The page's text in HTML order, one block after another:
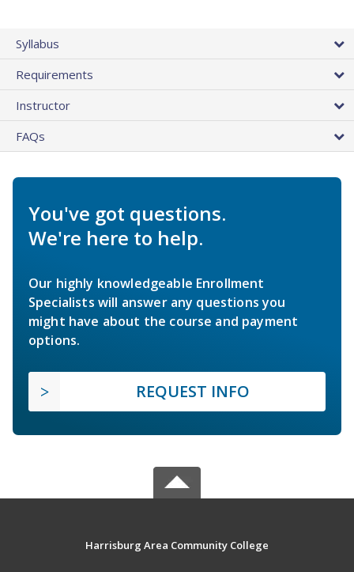
Syllabus
Requirements
Instructor
FAQs
You've got questions.
We're here to help.
Our highly knowledgeable Enrollment
Specialists will answer any questions you
might have about the course and payment
options.
REQUEST INFO
Harrisburg Area Community College